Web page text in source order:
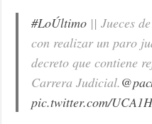
#LoÚltimo || Jueces
con realizar un paro
decreto que contiene
Carrera Judicial.
pic.twitter.com/